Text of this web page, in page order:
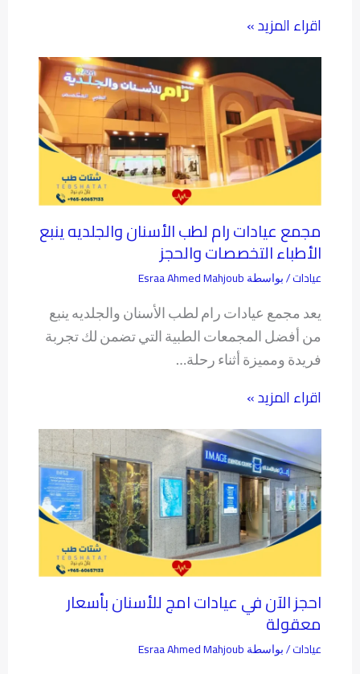
اقراء المزيد »
مجمع عيادات رام لطب الأسنان والجلديه ينبع
الأطباء التخصصات والحجز
عيادات/ بواسطة Esraa Ahmed Mahjoub
يعد مجمع عيادات رام لطب الأسنان والجلديه ينبع
من أفضل المجمعات الطبية التي تضمن لك تجربة
فريدة ومميزة أثناء رحلة…
اقراء المزيد »
احجز الآن في عيادات امج للأسنان بأسعار
معقولة
عيادات/ بواسطة Esraa Ahmed Mahjoub